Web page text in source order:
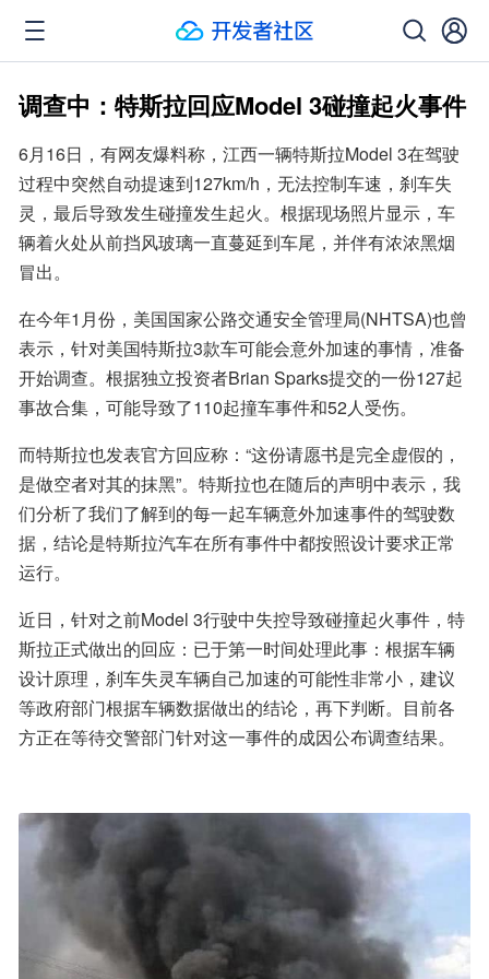
调查中：特斯拉回应Model 3碰撞起火事件
6月16日，有网友爆料称，江西一辆特斯拉Model 3在驾驶
过程中突然自动提速到127km/h，无法控制车速，刹车失
灵，最后导致发生碰撞发生起火。根据现场照片显示，车
辆着火处从前挡风玻璃一直蔓延到车尾，并伴有浓浓黑烟
冒出。
在今年1月份，美国国家公路交通安全管理局(NHTSA)也曾
表示，针对美国特斯拉3款车可能会意外加速的事情，准备
开始调查。根据独立投资者Brian Sparks提交的一份127起
事故合集，可能导致了110起撞车事件和52人受伤。
而特斯拉也发表官方回应称：“这份请愿书是完全虚假的，
是做空者对其的抹黑”。特斯拉也在随后的声明中表示，我
们分析了我们了解到的每一起车辆意外加速事件的驾驶数
据，结论是特斯拉汽车在所有事件中都按照设计要求正常
运行。
近日，针对之前Model 3行驶中失控导致碰撞起火事件，特
斯拉正式做出的回应：已于第一时间处理此事：根据车辆
设计原理，刹车失灵车辆自己加速的可能性非常小，建议
等政府部门根据车辆数据做出的结论，再下判断。目前各
方正在等待交警部门针对这一事件的成因公布调查结果。